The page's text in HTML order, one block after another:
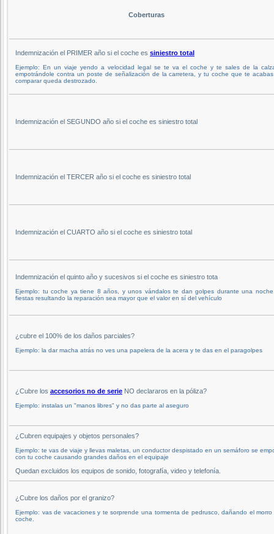
Coberturas
Indemnización el PRIMER año si el coche es siniestro total
Ejemplo: En un viaje yendo a velocidad legal se te va el coche y te sales de la
empotrándole contra un poste de señalización de la carretera, y tu coche que te
comparar queda destrozado.
Indemnización el SEGUNDO año si el coche es siniestro total
Indemnización el TERCER año si el coche es siniestro total
Indemnización el CUARTO año si el coche es siniestro total
Indemnización el quinto año y sucesivos si el coche es siniestro tota
Ejemplo: tu coche ya tiene 8 años, y unos vándalos te dan golpes durante una
fiestas resultando la reparación sea mayor que el valor en sí del vehículo
¿cubre el 100% de los daños parciales?
Ejemplo: la dar macha atrás no ves una papelera de la acera y te das en el paragolpes
¿Cubre los accesorios no de serie NO declararos en la póliza?
Ejemplo: instalas un "manos libres" y no das parte al aseguro
¿Cubren equipajes y objetos personales?
Ejemplo: te vas de viaje y llevas maletas, un conductor despistado en un semáforo se
con tu coche causando grandes daños en el equipaje
Quedan excluidos los equipos de sonido, fotografía, video y telefonía.
¿Cubre los daños por el granizo?
Ejemplo: vas de vacaciones y te sorprende una tormenta de pedrusco, dañando el morro
coche.